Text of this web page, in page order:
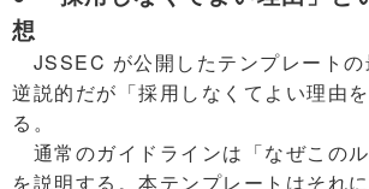
想
JSSEC が公開したテンプレートの
逆説的だが「採用しなくてよい理由
る。
通常のガイドラインは「なぜこのル
を説明する。本テンプレートはそれ